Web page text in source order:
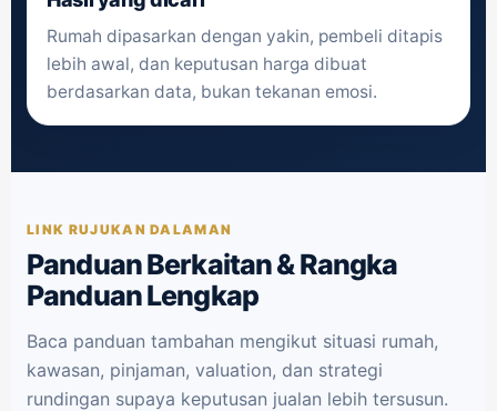
Rumah dipasarkan dengan yakin, pembeli ditapis
lebih awal, dan keputusan harga dibuat
berdasarkan data, bukan tekanan emosi.
LINK RUJUKAN DALAMAN
Panduan Berkaitan & Rangka
Panduan Lengkap
Baca panduan tambahan mengikut situasi rumah,
kawasan, pinjaman, valuation, dan strategi
rundingan supaya keputusan jualan lebih tersusun.